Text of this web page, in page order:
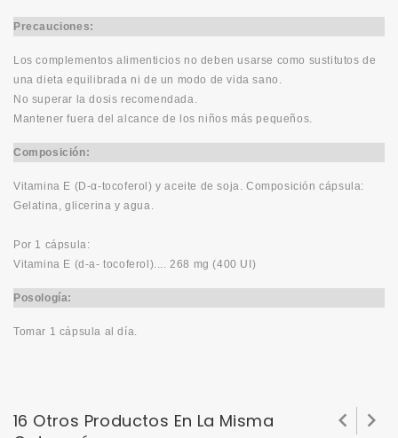
Precauciones:
Los complementos alimenticios no deben usarse como sustitutos de
una dieta equilibrada ni de un modo de vida sano.
No superar la dosis recomendada.
Mantener fuera del alcance de los niños más pequeños.
Composición:
Vitamina E (D-α-tocoferol) y aceite de soja. Composición cápsula:
Gelatina, glicerina y agua.
Por 1 cápsula:
Vitamina E (d-a- tocoferol).... 268 mg (400 UI)
Posología:
Tomar 1 cápsula al día.
16 Otros Productos En La Misma
 